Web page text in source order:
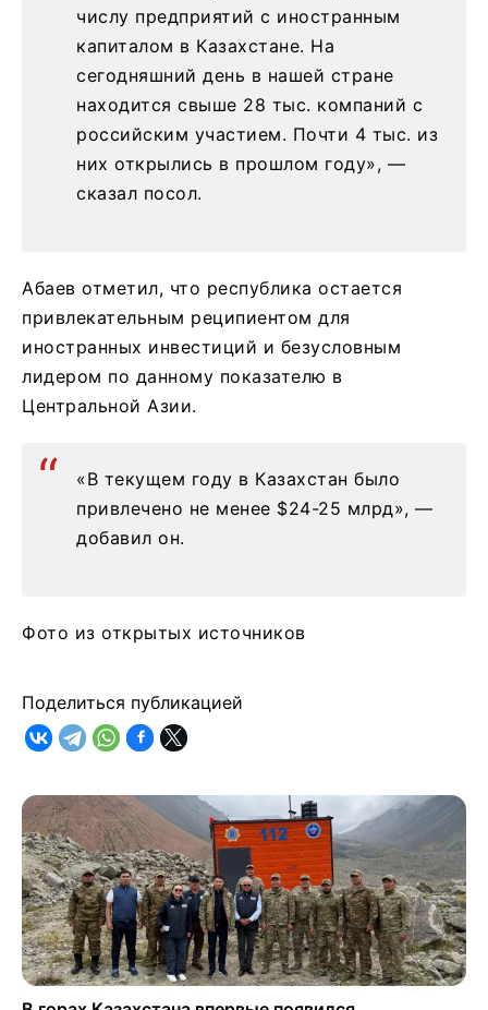
числу предприятий с иностранным
капиталом в Казахстане. На
сегодняшний день в нашей стране
находится свыше 28 тыс. компаний с
российским участием. Почти 4 тыс. из
них открылись в прошлом году», —
сказал посол.
Абаев отметил, что республика остается
привлекательным реципиентом для
иностранных инвестиций и безусловным
лидером по данному показателю в
Центральной Азии.
«В текущем году в Казахстан было
привлечено не менее $24-25 млрд», —
добавил он.
Фото из открытых источников
Поделиться публикацией